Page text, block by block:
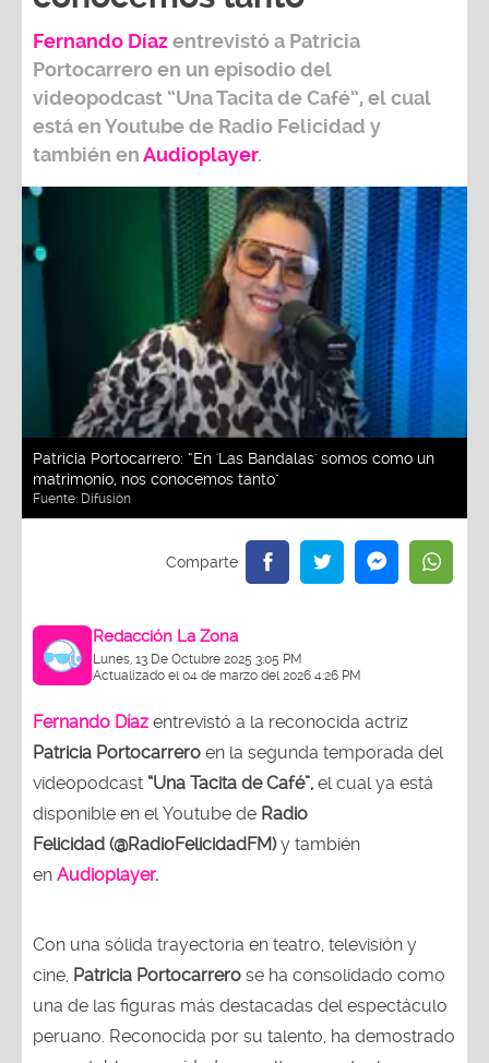
Fernando Díazentrevistó a Patricia
Portocarreroen un episodio del
videopodcast “Una Tacita de Café”, el cual
está en Youtube de Radio Felicidad y
también enAudioplayer.
Patricia Portocarrero: “En 'Las Bandalas' somos como un
matrimonio, nos conocemos tanto"
Fuente: Difusión
Redacción La Zona
Lunes, 13 De Octubre 2025 3:05 PM
Actualizado el 04 de marzo del 2026 4:26 PM
Fernando Díaz entrevistó a la reconocida actriz
Patricia Portocarrero en la segunda temporada del
videopodcast “Una Tacita de Café”, el cual ya está
disponible en el Youtube de Radio
Felicidad (@RadioFelicidadFM)y también
en Audioplayer.
Con una sólida trayectoria en teatro, televisión y
cine, Patricia Portocarrero se ha consolidado como
una de las figuras más destacadas del espectáculo
peruano. Reconocida por su talento, ha demostrado